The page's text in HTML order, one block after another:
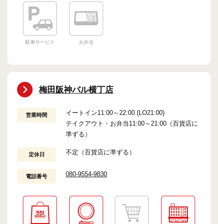
駐車サービス お弁当
梅田阪神バル横丁店
営業時間
イートイン11:00～22:00 (LO21:00)
テイクアウト・お弁当11:00～21:00（百貨店に
準ずる）
定休日 不定（百貨店に準ずる）
電話番号 080-9554-9830